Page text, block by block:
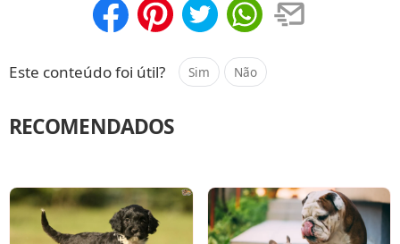
Este conteúdo foi útil? Sim Não
RECOMENDADOS